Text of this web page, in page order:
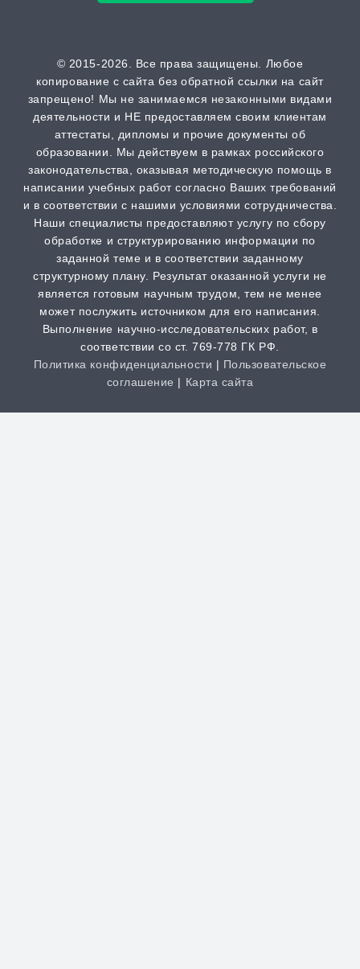
ВАК
от 2 часов | от 500 ₽
Scopus
от 2 часов | от 500 ₽
РИНЦ
от 2 часов | от 500 ₽
Шпаргалка
от 1 часа | от 300 ₽
Дистанционная задача
от 1 часа | от 300 ₽
© 2015-2026. Все права защищены. Любое
копирование с сайта без обратной ссылки на сайт
запрещено! Мы не занимаемся незаконными видами
деятельности и НЕ предоставляем своим клиентам
аттестаты, дипломы и прочие документы об
образовании. Мы действуем в рамках российского
законодательства, оказывая методическую помощь в
написании учебных работ согласно Ваших требований
и в соответствии с нашими условиями сотрудничества.
Наши специалисты предоставляют услугу по сбору
обработке и структурированию информации по
заданной теме и в соответствии заданному
структурному плану. Результат оказанной услуги не
является готовым научным трудом, тем не менее
может послужить источником для его написания.
Выполнение научно-исследовательских работ, в
соответствии со ст. 769-778 ГК РФ.
Политика конфиденциальности | Пользовательское
соглашение | Карта сайта